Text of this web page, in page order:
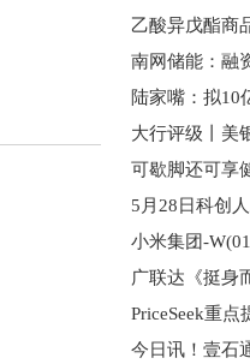
乙酸异戊酯商